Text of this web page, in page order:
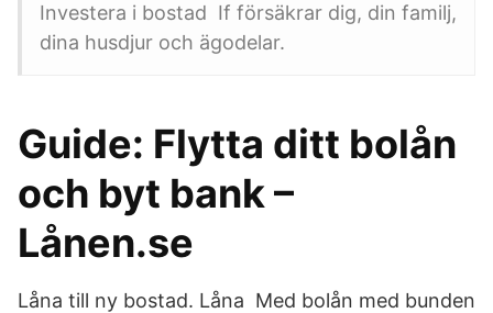
Investera i bostad If försäkrar dig, din familj,
dina husdjur och ägodelar.
Guide: Flytta ditt bolån
och byt bank –
Lånen.se
Låna till ny bostad. Låna Med bolån med bunden